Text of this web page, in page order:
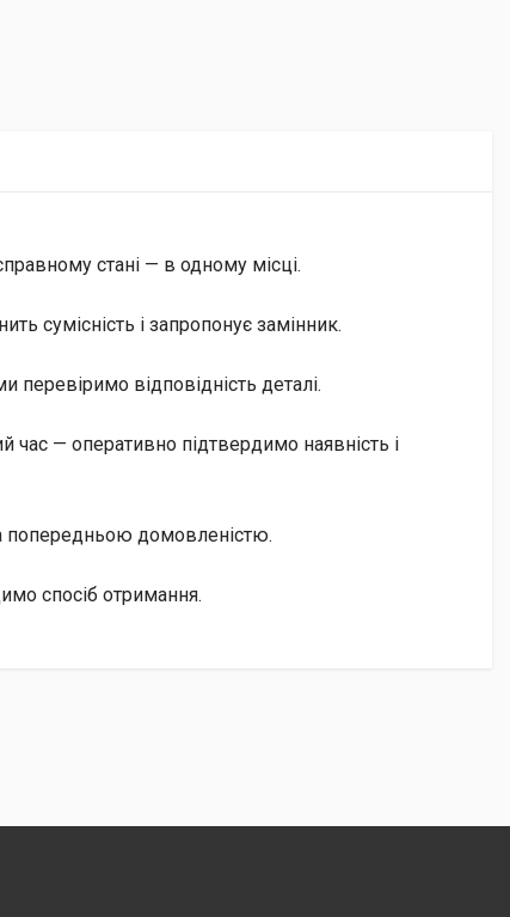
стані — в одному місці.
сумісність і запропонує замінник.
відповідність деталі.
— оперативно підтвердимо наявність і
попередньою домовленістю.
спосіб отримання.